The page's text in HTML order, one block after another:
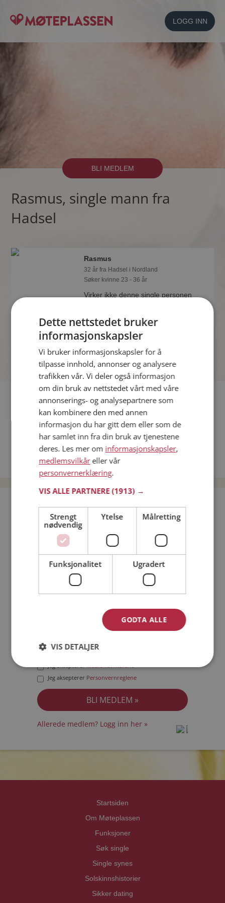
LOGG INN
BLI MEDLEM
Rasmus, single mann fra
Hadsel
Rasmus
32 år fra Hadsel i Nordland
Søker kvinne 23 - 36 år
Virker ikke denne single personen
finne ut alt om Rasmus.
Fler single
Flere singlemenn fra Hadsel :Jan Thore,Leon,Emil
Kvinner fra Hadsel
Date kvinner i Norge
Date menn i Norge
Bli medlem gratis!
Jeg er en: Mann Kvinne
Min alder:
Jeg akseptererMedlemsvilkårene
Jeg aksepterer Personvernreglene
Allerede medlem? Logg inn her »
Startsiden
Om Møteplassen
Funksjoner
Søk single
Single synes
Solskinnshistorier
Sikker dating
Dette nettstedet bruker
informasjonskapsler
Vi bruker informasjonskapsler for å
tilpasse innhold, annonser og analysere
trafikken vår. Vi deler også informasjon
om din bruk av nettstedet vårt med våre
annonserings- og analysepartnere som
kan kombinere den med annen
informasjon du har gitt dem eller som de
har samlet inn fra din bruk av tjenestene
deres. Les mer om informasjonskapsler,
medlemsvilkåreller vår
personvernerklæring.
VIS ALLE PARTNERE(1913) →
Strengt
nødvendig
Ytelse Målretting
Funksjonalitet Ugradert
GODTA ALLE
VIS DETALJER